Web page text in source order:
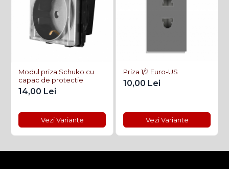
Modul priza Schuko cu
capac de protectie
14,00 Lei
Vezi Variante
Priza 1/2 Euro-US
10,00 Lei
Vezi Variante